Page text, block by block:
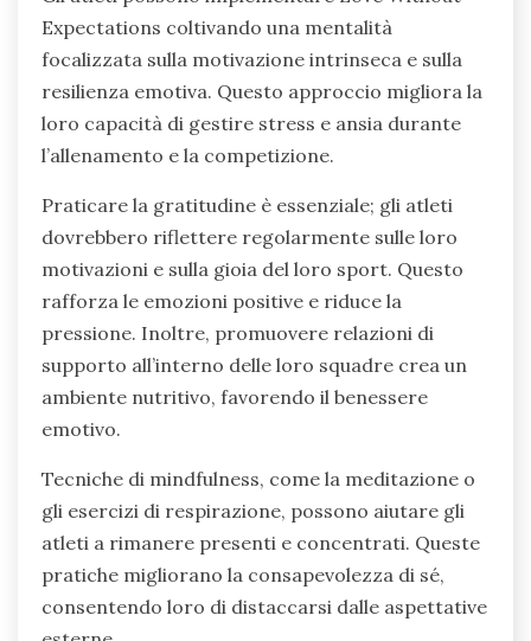
Expectations coltivando una mentalità
focalizzata sulla motivazione intrinseca e sulla
resilienza emotiva. Questo approccio migliora la
loro capacità di gestire stress e ansia durante
l’allenamento e la competizione.
Praticare la gratitudine è essenziale; gli atleti
dovrebbero riflettere regolarmente sulle loro
motivazioni e sulla gioia del loro sport. Questo
rafforza le emozioni positive e riduce la
pressione. Inoltre, promuovere relazioni di
supporto all’interno delle loro squadre crea un
ambiente nutritivo, favorendo il benessere
emotivo.
Tecniche di mindfulness, come la meditazione o
gli esercizi di respirazione, possono aiutare gli
atleti a rimanere presenti e concentrati. Queste
pratiche migliorano la consapevolezza di sé,
consentendo loro di distaccarsi dalle aspettative